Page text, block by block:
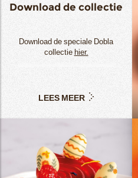
Download de collectie
Download de speciale Dobla
collectie hier.
LEES MEER